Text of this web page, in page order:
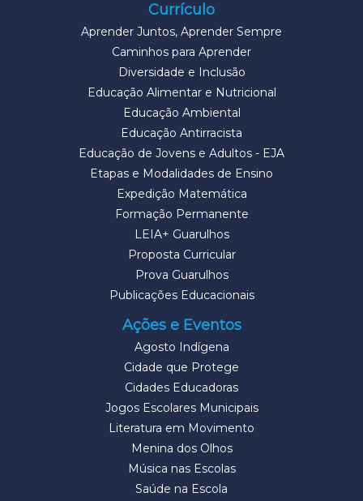
Currículo
Aprender Juntos, Aprender Sempre
Caminhos para Aprender
Diversidade e Inclusão
Educação Alimentar e Nutricional
Educação Ambiental
Educação Antirracista
Educação de Jovens e Adultos - EJA
Etapas e Modalidades de Ensino
Expedição Matemática
Formação Permanente
LEIA+ Guarulhos
Proposta Curricular
Prova Guarulhos
Publicações Educacionais
Ações e Eventos
Agosto Indígena
Cidade que Protege
Cidades Educadoras
Jogos Escolares Municipais
Literatura em Movimento
Menina dos Olhos
Música nas Escolas
Saúde na Escola